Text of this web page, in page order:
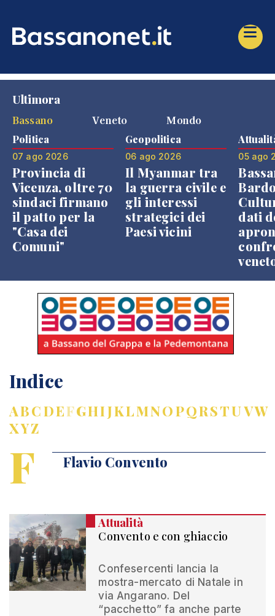
Ultimora
Bassano
Veneto Mondo
Politica
07 ago 2026
Provincia di
Vicenza, oltre 70
sindaci firmano
il patto per la
"Casa dei
Comuni"
Geopolitica
06 ago 2026
Il Myanmar tra
la guerra civile e
gli interessi
strategici dei
Paesi vicini
05 ago
dati
Indice
ABCDEFGHIJKLMNOPQRSTUVW
XYZ
F Flavio Convento
Attualità
Convento e con ghiaccio
Confesercenti lancia la
mostra-mercato di Natale in
via Angarano. Del
“pacchetto” fa anche parte